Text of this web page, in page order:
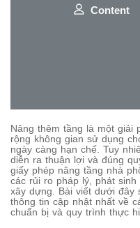
Content
Nâng thêm tầng là một giải
rộng không gian sử dụng
ngày càng hạn chế. Tuy
diễn ra thuận lợi và đúng
giấy phép nâng tầng nhà
các rủi ro pháp lý, phát
xây dựng. Bài viết dưới đây
thông tin cập nhật nhất về
chuẩn bị và quy trình thực